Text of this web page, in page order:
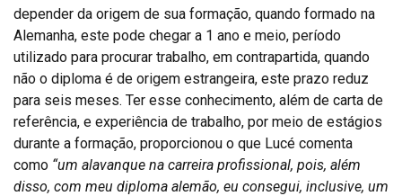
depender da origem de sua formação, quando formado na
Alemanha, este pode chegar a 1 ano e meio, período
utilizado para procurar trabalho, em contrapartida, quando
não o diploma é de origem estrangeira, este prazo reduz
para seis meses. Ter esse conhecimento, além de carta de
referência, e experiência de trabalho, por meio de estágios
durante a formação, proporcionou o que Lucé comenta
como “um alavanque na carreira profissional, pois, além
disso, com meu diploma alemão, eu consegui, inclusive, um